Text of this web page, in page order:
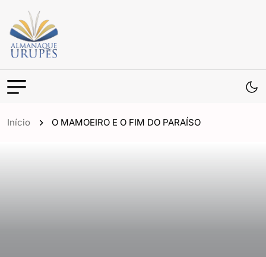
Início O MAMOEIRO E O FIM DO PARAÍSO